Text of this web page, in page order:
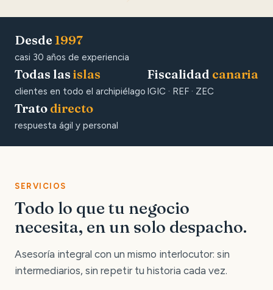
Desde 1997
casi 30 años de experiencia
Todas las islas
clientes en todo el archipiélago
Fiscalidad canaria
IGIC · REF · ZEC
Trato directo
respuesta ágil y personal
SERVICIOS
Todo lo que tu negocio
necesita, en un solo despacho.
Asesoría integral con un mismo interlocutor: sin
intermediarios, sin repetir tu historia cada vez.